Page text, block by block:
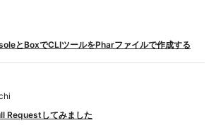
とBoxでCLIツールをPharファイルで作成する
Requestしてみました